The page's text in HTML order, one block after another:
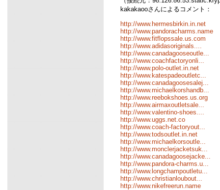
kakakaooさんによるコメント：
http://www.hermesbirkin.in.net
http://www.pandoracharms.name
http://www.fitflopssale.us.com
http://www.adidasoriginals....
http://www.canadagooseoutle...
http://www.coachfactoryonli...
http://www.polo-outlet.in.net
http://www.katespadeoutletc...
http://www.canadagoosesalej...
http://www.michaelkorshandb...
http://www.reebokshoes.us.org
http://www.airmaxoutletsale...
http://www.valentino-shoes....
http://www.uggs.net.co
http://www.coach-factoryout...
http://www.todsoutlet.in.net
http://www.michaelkorsoutle...
http://www.monclerjacketsuk...
http://www.canadagoosejacke...
http://www.pandora-charms.u...
http://www.longchampoutletu...
http://www.christianloubout...
http://www.nikefreerun.name